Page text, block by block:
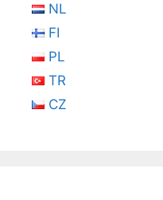
NL
FI
PL
TR
CZ